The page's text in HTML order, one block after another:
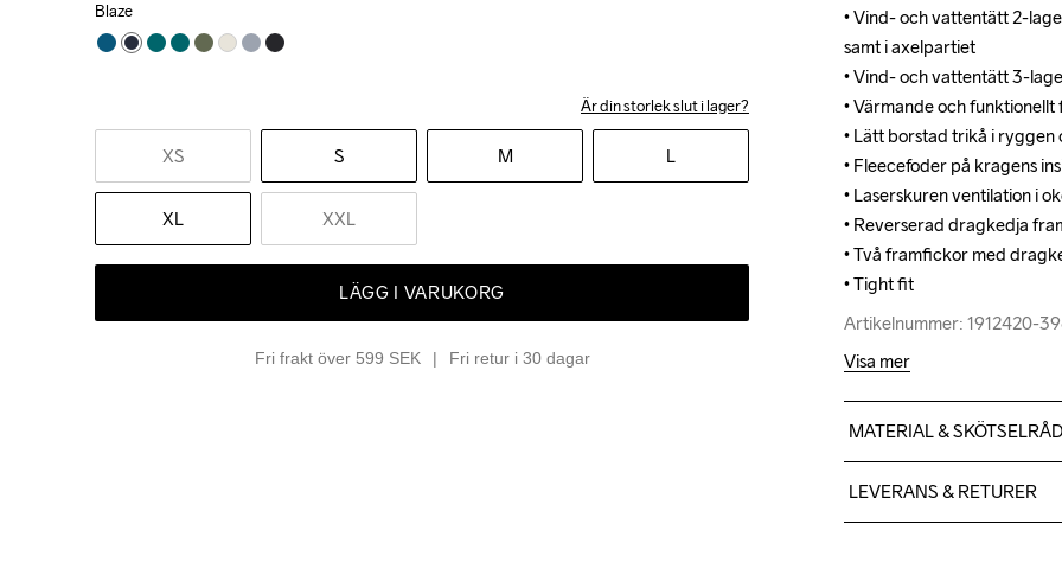
Blaze
Är din storlek slut i lager?
XS S M L
XL XXL
LÄGG I VARUKORG
Fri frakt över 599 SEK Fri retur i 30 dagar
• Vind- och vattentätt 2-
samt i axelpartiet
• Vind- och vattentätt 3-
• Värmande och
• Lätt borstad trikå i
• Fleecefoder på kragens
• Laserskuren ventilation i
• Reverserad dragkedja
• Två framfickor med
• Tight fit
Artikelnummer: 1912420-
• Vind- och vattentätt 2-
samt i axelpartiet
• Vind- och vattentätt 3-
• Värmande och
• Lätt borstad trikå i
• Fleecefoder på kragens
• Laserskuren ventilation i
• Reverserad dragkedja
• Två framfickor med
• Tight fit
Artikelnummer: 1912420-
Visa mer
MATERIAL & SKÖTSELRÅD
100% polyurethane back
LEVERANS & RETURER